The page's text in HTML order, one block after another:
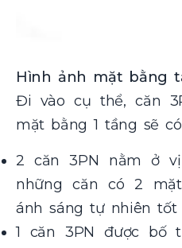
Hình ảnh mặt bằng
Đi vào cụ thể, căn
mặt bằng 1 tầng sẽ
2 căn 3PN nằm ở
những căn có 2
ánh sáng tự nhiên tốt
1 căn 3PN được bố